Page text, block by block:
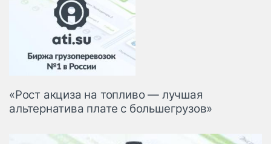
«Рост акциза на топливо — лучшая
альтернатива плате с большегрузов»